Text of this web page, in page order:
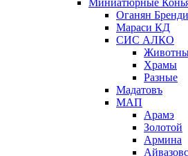
Миниатюрные
Оганян Бренди
Мараси КД
СИС АЛКО
Храмы
Разные
Мадатовъ
МАП
Арамэ
Золотой
Армина